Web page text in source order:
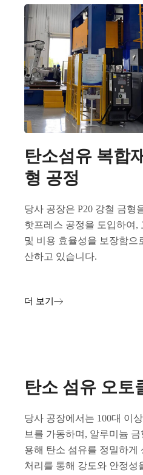
탄소섬유 복합
형 공정
당사 공장은 P20 강철 금형
핫프레스 공정을 도입하여,
및 비용 효율성을 보장함으
산하고 있습니다.
더 보기
탄소 섬유 오토
당사 공장에서는 100대 이
브를 가동하며, 알루미늄
용해 탄소 섬유를 정밀하게
처리를 통해 강도와 안정성